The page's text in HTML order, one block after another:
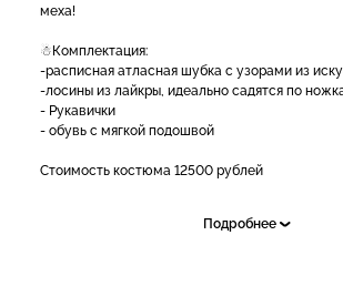
меха!
☃Комплектация:
-расписная атласная шубка с узорами из
-лосины из лайкры, идеально садятся по
- Рукавички
- обувь с мягкой подошвой
Стоимость костюма 12500 рублей
Подробнее